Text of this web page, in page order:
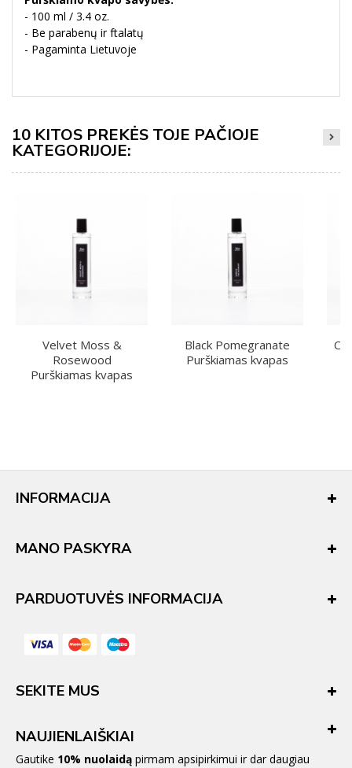
- 100 ml / 3.4 oz.
- Be parabenų ir ftalatų
- Pagaminta Lietuvoje
10 KITOS PREKĖS TOJE PAČIOJE
KATEGORIJOJE:
Velvet Moss &
Rosewood
Purškiamas kvapas
Black Pomegranate
Purškiamas kvapas
INFORMACIJA
MANO PASKYRA
PARDUOTUVĖS INFORMACIJA
SEKITE MUS
NAUJIENLAIŠKIAI
Gautike 10% nuolaidą pirmam apsipirkimui ir dar daugiau